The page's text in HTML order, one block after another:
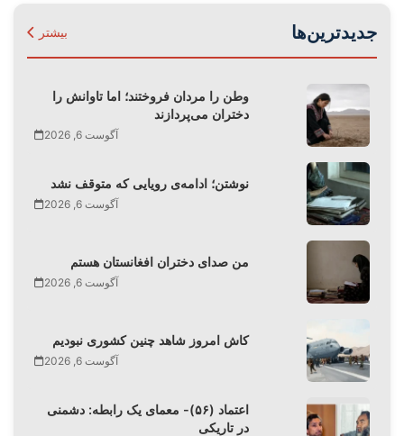
جدیدترین‌ها بیشتر
وطن را مردان فروختند؛ اما تاوانش را
دختران می‌پردازند
آگوست 6, 2026
نوشتن؛ ادامه‌ی رویایی که متوقف نشد
آگوست 6, 2026
من صدای دختران افغانستان هستم
آگوست 6, 2026
کاش امروز شاهد چنین کشوری نبودیم
آگوست 6, 2026
اعتماد (۵۶)- معمای یک رابطه: دشمنی
در تاریکی